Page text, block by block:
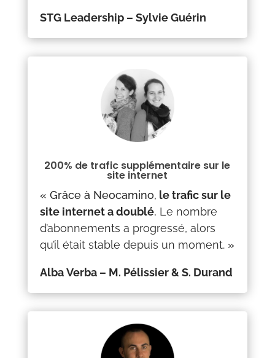
STG Leadership – Sylvie Guérin
200% de trafic supplémentaire sur le
site internet
« Grâce à Neocamino, le trafic sur le
site internet a doublé. Le nombre
d’abonnements a progressé, alors
qu’il était stable depuis un moment.»
Alba Verba – M. Pélissier & S. Durand